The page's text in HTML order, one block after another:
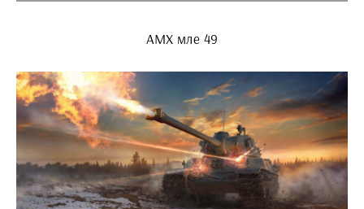
АМХ мле 49